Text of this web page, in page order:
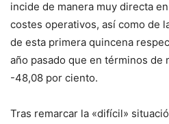
incide de manera muy directa
costes operativos, así como de
de esta primera quincena
año pasado que en términos de
-48,08 por ciento.
Tras remarcar la «difícil»